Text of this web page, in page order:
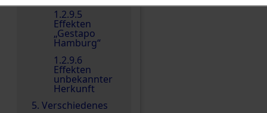
1.2.9.5
Effekten
„Gestapo
Hamburg“
1.2.9.6
Effekten
unbekannter
Herkunft
5. Verschiedenes